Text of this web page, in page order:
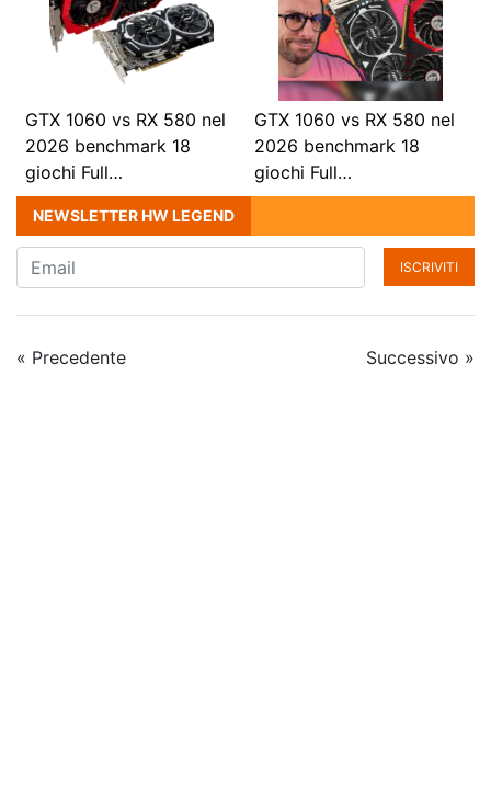
GTX 1060 vs RX 580 nel
2026 benchmark 18
giochi Full…
GTX 1060 vs RX 580 nel
2026 benchmark 18
giochi Full…
NEWSLETTER HW LEGEND
ISCRIVITI
« Precedente Successivo »